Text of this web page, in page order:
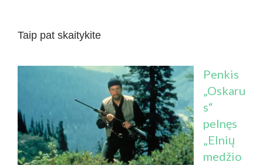
Taip pat skaitykite
Penkis
„Oskaru
s“
pelnęs
„Elnių
medžio